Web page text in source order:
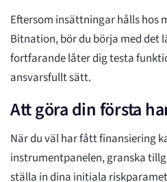
Eftersom insättningar hålls hos
Bitnation, bör du börja med det
fortfarande låter dig testa
ansvarsfullt sätt.
Att göra din första
När du väl har fått finansiering
instrumentpanelen, granska
ställa in dina initiala